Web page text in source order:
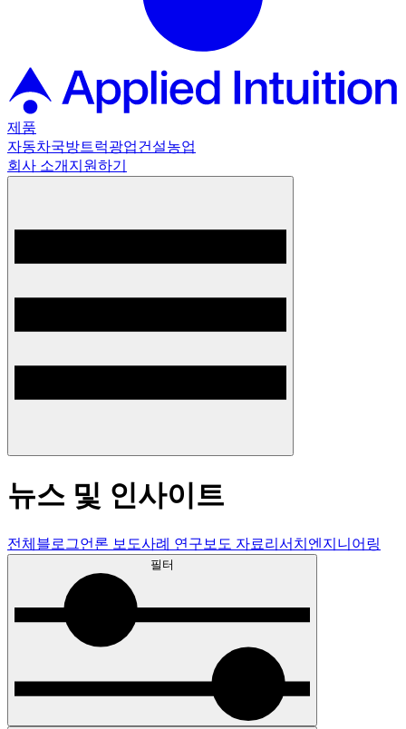
제품
자동차국방트럭광업건설농업
회사 소개 지원하기
뉴스 및 인사이트
전체 블로그언론 보도사례 연구 보도 자료리서치 엔지니어링
필터